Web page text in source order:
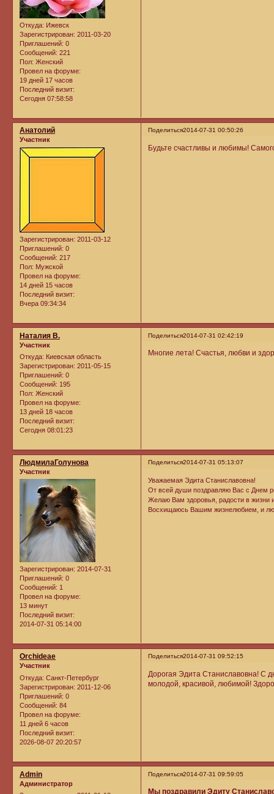
Откуда: Ижевск
Зарегистрирован: 2011-03-20
Приглашений: 0
Сообщений: 221
Пол: Женский
Провел на форуме:
19 дней 17 часов
Последний визит:
Сегодня 07:58:58
Поделиться2014-07-31 00:50:26
Анатолий
Участник
Зарегистрирован: 2011-03-12
Приглашений: 0
Сообщений: 217
Пол: Мужской
Провел на форуме:
14 дней 15 часов
Последний визит:
Вчера 09:34:34
Будьте счастливы и любимы!
Поделиться2014-07-31 02:42:19
Наталия В.
Участник
Откуда: Киевская область
Зарегистрирован: 2011-05-15
Приглашений: 0
Сообщений: 195
Пол: Женский
Провел на форуме:
13 дней 18 часов
Последний визит:
Сегодня 08:01:23
Многие лета! Счастья, любви и
Поделиться2014-07-31 05:13:07
ЛюдмилаГолунова
Участник
Зарегистрирован: 2014-07-31
Приглашений: 0
Сообщений: 1
Провел на форуме:
13 минут
Последний визит:
2014-07-31 05:14:00
Уважаемая Эдита Станиславовна!
От всей души поздравляю Вас с Днем
Желаю Вам здоровья, радости в жизни
Восхищаюсь Вашим жизнелюбием, и
Поделиться2014-07-31 09:52:15
Orchideae
Участник
Откуда: Cанкт-Петербург
Зарегистрирован: 2011-12-06
Приглашений: 0
Сообщений: 84
Провел на форуме:
11 дней 6 часов
Последний визит:
2026-08-07 20:20:57
Дорогая Эдита Станиславовна! С
молодой, красивой, любимой!
Поделиться2014-07-31 09:59:05
Admin
Администратор
Мы поздравили Эдиту